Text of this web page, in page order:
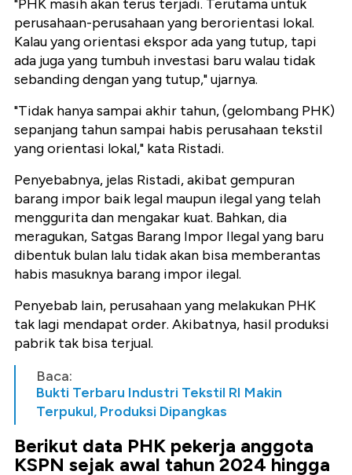
"PHK masih akan terus terjadi. Terutama untuk
perusahaan-perusahaan yang berorientasi lokal.
Kalau yang orientasi ekspor ada yang tutup, tapi
ada juga yang tumbuh investasi baru walau tidak
sebanding dengan yang tutup," ujarnya.
"Tidak hanya sampai akhir tahun, (gelombang PHK)
sepanjang tahun sampai habis perusahaan tekstil
yang orientasi lokal," kata Ristadi.
Penyebabnya, jelas Ristadi, akibat gempuran
barang impor baik legal maupun ilegal yang telah
menggurita dan mengakar kuat. Bahkan, dia
meragukan, Satgas Barang Impor Ilegal yang baru
dibentuk bulan lalu tidak akan bisa memberantas
habis masuknya barang impor ilegal.
Penyebab lain, perusahaan yang melakukan PHK
tak lagi mendapat order. Akibatnya, hasil produksi
pabrik tak bisa terjual.
Baca:
Bukti Terbaru Industri Tekstil RI Makin
Terpukul, Produksi Dipangkas
Berikut data PHK pekerja anggota
KSPN sejak awal tahun 2024 hingga